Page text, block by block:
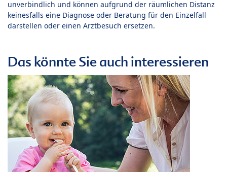
unverbindlich und können aufgrund der räumlichen Distanz
keinesfalls eine Diagnose oder Beratung für den Einzelfall
darstellen oder einen Arztbesuch ersetzen.
Das könnte Sie auch interessieren